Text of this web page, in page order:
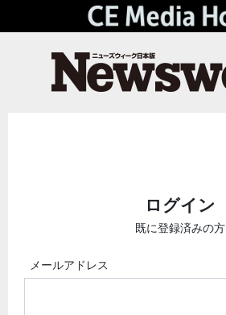
ログイン
既に登録済みの方
メールアドレス